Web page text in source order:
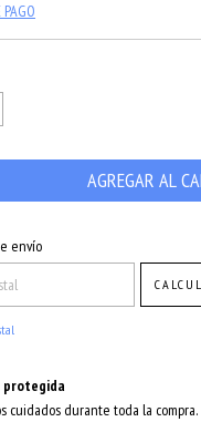
CP:
envío
protegida
cuidados durante toda la compra.